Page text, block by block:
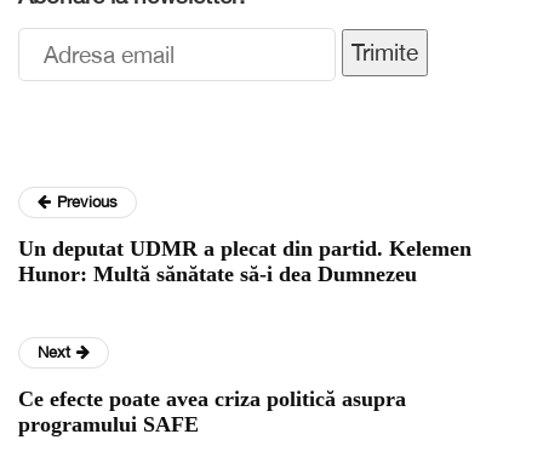
Trimite
Previous
Un deputat UDMR a plecat din partid. Kelemen
Hunor: Multă sănătate să-i dea Dumnezeu
Next
Ce efecte poate avea criza politică asupra
programului SAFE